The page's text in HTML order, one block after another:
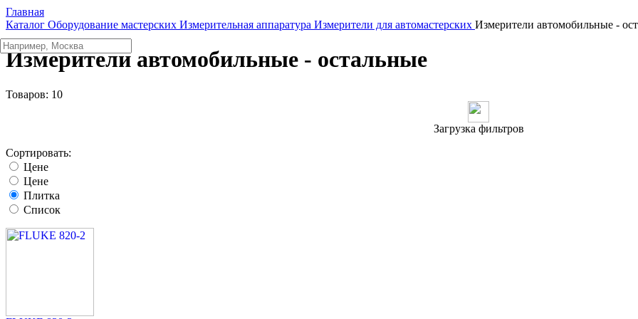
Главная
Каталог Оборудование мастерских Измерительная аппаратура Измерители для автомастерских Измерители автомобильные -
Измерители автомобильные - остальные
Товаров: 10
Загрузка фильтров
Сортировать:
Цене
Цене
Плитка
Список